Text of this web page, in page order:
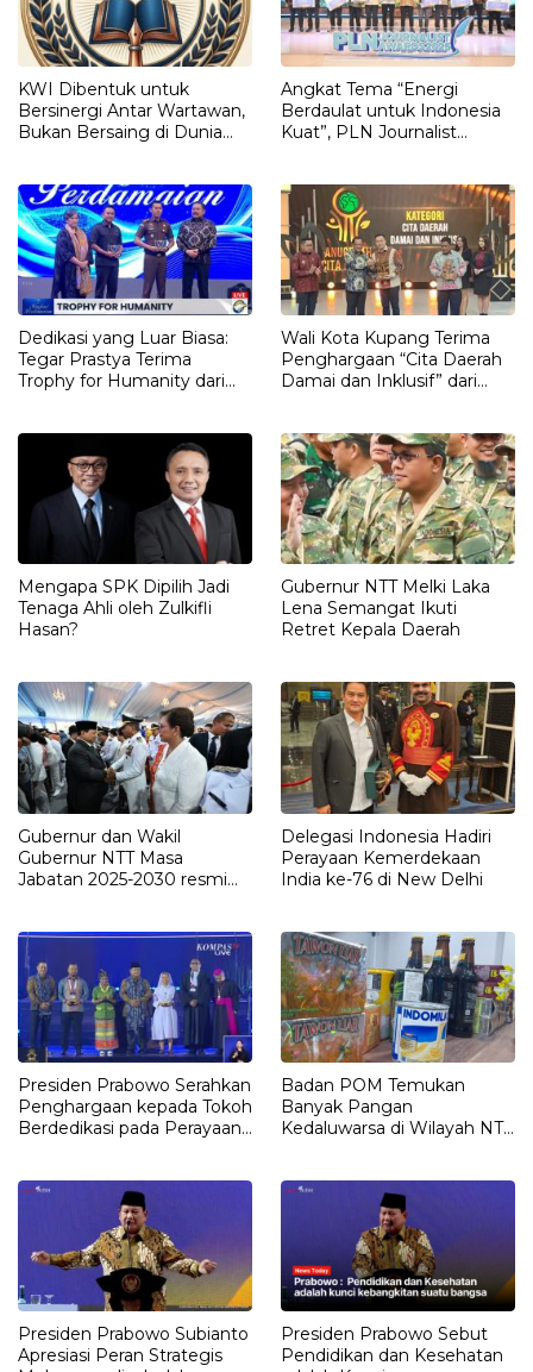
KWI Dibentuk untuk
Bersinergi Antar Wartawan,
Bukan Bersaing di Dunia
Angkat Tema “Energi
Berdaulat untuk Indonesia
Kuat”, PLN Journalist
Dedikasi yang Luar Biasa:
Tegar Prastya Terima
Trophy for Humanity dari
Wali Kota Kupang Terima
Penghargaan “Cita Daerah
Damai dan Inklusif” dari
Mengapa SPK Dipilih Jadi
Tenaga Ahli oleh Zulkifli
Hasan?
Gubernur NTT Melki Laka
Lena Semangat Ikuti
Retret Kepala Daerah
Gubernur dan Wakil
Gubernur NTT Masa
Jabatan 2025-2030 resmi
Delegasi Indonesia Hadiri
Perayaan Kemerdekaan
India ke-76 di New Delhi
Presiden Prabowo Serahkan
Penghargaan kepada Tokoh
Berdedikasi pada Perayaan
Badan POM Temukan
Banyak Pangan
Kedaluwarsa di Wilayah NTT
Presiden Prabowo Subianto
Apresiasi Peran Strategis
Presiden Prabowo Sebut
Pendidikan dan Kesehatan